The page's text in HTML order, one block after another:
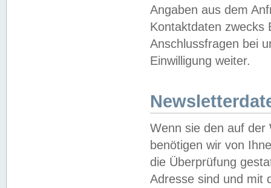
Angaben aus dem
Kontaktdaten zwecks
Anschlussfragen bei
Einwilligung weiter.
Wenn sie den auf der
benötigen wir von
die Überprüfung
Adresse sind und mit